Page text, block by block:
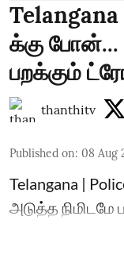
Telangana
க்கு போன்...
பறக்கும்
thanthitv
Published on: 08 Aug
Telangana |
அடுத்த